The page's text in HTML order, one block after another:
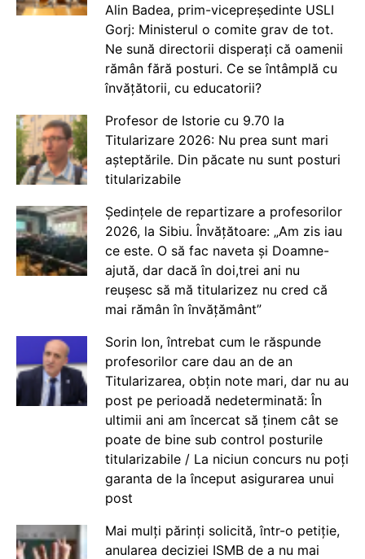
Alin Badea, prim-vicepreședinte USLI
Gorj: Ministerul o comite grav de tot.
Ne sună directorii disperați că oamenii
rămân fără posturi. Ce se întâmplă cu
învățătorii, cu educatorii?
Profesor de Istorie cu 9.70 la
Titularizare 2026: Nu prea sunt mari
așteptările. Din păcate nu sunt posturi
titularizabile
Ședințele de repartizare a profesorilor
2026, la Sibiu. Învățătoare: „Am zis iau
ce este. O să fac naveta și Doamne-
ajută, dar dacă în doi,trei ani nu
reușesc să mă titularizez nu cred că
mai rămân în învățământ”
Sorin Ion, întrebat cum le răspunde
profesorilor care dau an de an
Titularizarea, obțin note mari, dar nu au
post pe perioadă nedeterminată: În
ultimii ani am încercat să ținem cât se
poate de bine sub control posturile
titularizabile / La niciun concurs nu poți
garanta de la început asigurarea unui
post
Mai mulți părinți solicită, într-o petiție,
anularea deciziei ISMB de a nu mai